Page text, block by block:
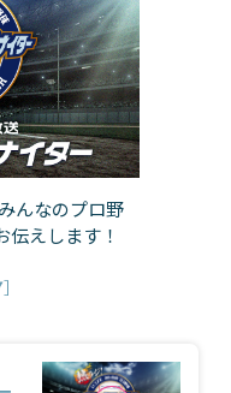
んなのプロ野
えします！